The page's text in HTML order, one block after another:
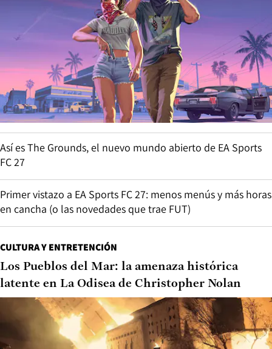
Así es The Grounds, el nuevo mundo abierto de EA Sports
FC 27
Primer vistazo a EA Sports FC 27: menos menús y más horas
en cancha (o las novedades que trae FUT)
CULTURA Y ENTRETENCIÓN
Los Pueblos del Mar: la amenaza histórica
latente en La Odisea de Christopher Nolan